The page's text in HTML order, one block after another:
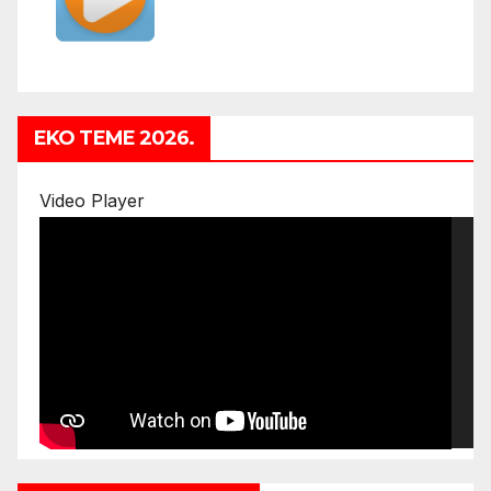
EKO TEME 2026.
Video Player